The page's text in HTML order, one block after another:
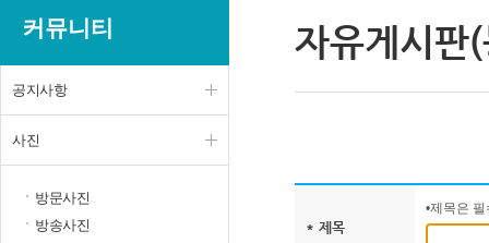
커뮤니티
공지사항
사진
방문사진
방송사진
자유게시판
* 제목
•제목은